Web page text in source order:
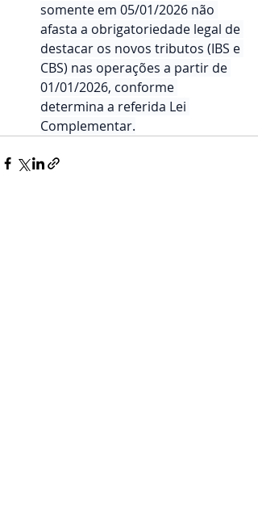
somente em 05/01/2026 não
afasta a obrigatoriedade legal de
destacar os novos tributos (IBS e
CBS) nas operações a partir de
01/01/2026, conforme
determina a referida Lei
Complementar.